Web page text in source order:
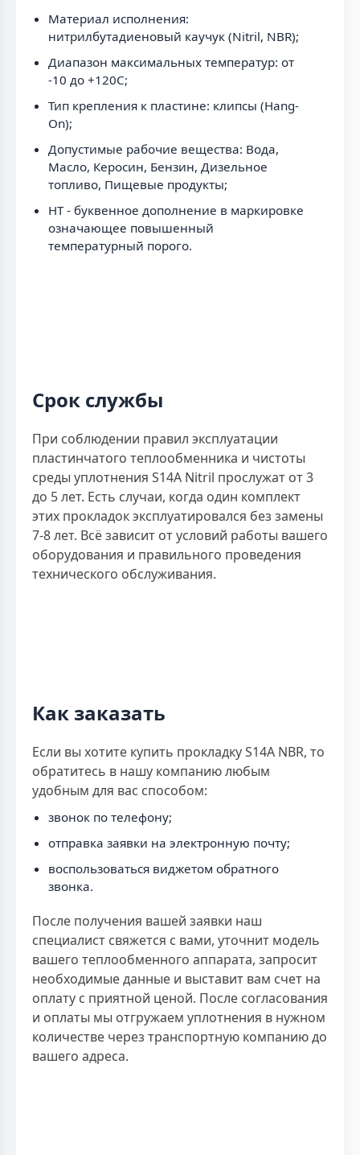
Материал исполнения:
нитрилбутадиеновый каучук (Nitril, NBR);
Диапазон максимальных температур: от
-10 до +120C;
Тип крепления к пластине: клипсы (Hang-
On);
Допустимые рабочие вещества: Вода,
Масло, Керосин, Бензин, Дизельное
топливо, Пищевые продукты;
HT - буквенное дополнение в маркировке
означающее повышенный
температурный порого.
Срок службы
При соблюдении правил эксплуатации
пластинчатого теплообменника и чистоты
среды уплотнения S14A Nitril прослужат от 3
до 5 лет. Есть случаи, когда один комплект
этих прокладок эксплуатировался без замены
7-8 лет. Всё зависит от условий работы вашего
оборудования и правильного проведения
технического обслуживания.
Как заказать
Если вы хотите купить прокладку S14A NBR, то
обратитесь в нашу компанию любым
удобным для вас способом:
звонок по телефону;
отправка заявки на электронную почту;
воспользоваться виджетом обратного
звонка.
После получения вашей заявки наш
специалист свяжется с вами, уточнит модель
вашего теплообменного аппарата, запросит
необходимые данные и выставит вам счет на
оплату с приятной ценой. После согласования
и оплаты мы отгружаем уплотнения в нужном
количестве через транспортную компанию до
вашего адреса.